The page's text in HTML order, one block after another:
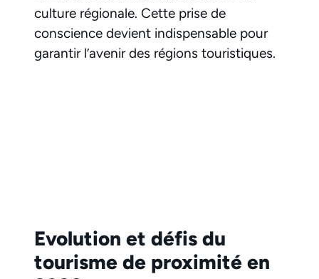
culture régionale. Cette prise de
conscience devient indispensable pour
garantir l’avenir des régions touristiques.
Evolution et défis du
tourisme de proximité en